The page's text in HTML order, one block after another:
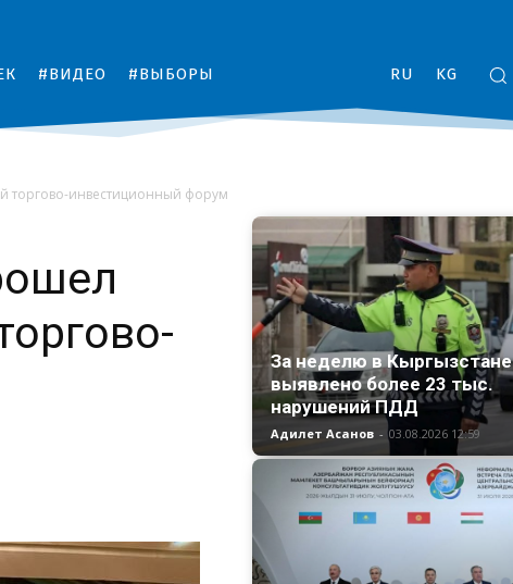
#ВИДЕО #ВЫБОРЫ RU KG
торгово-инвестиционный форум
За неделю в Кыргызстане
выявлено более 23 тыс.
нарушений ПДД
Адилет Асанов - 03.08.2026 12:59